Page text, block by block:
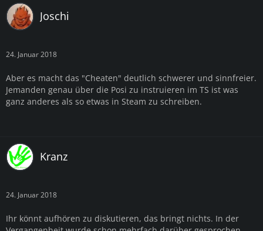
Joschi
24. Januar 2018
Aber es macht das "Cheaten" deutlich schwerer und sinnfreier.
Jemanden genau über die Posi zu instruieren im TS ist was
ganz anderes als so etwas in Steam zu schreiben.
Kranz
24. Januar 2018
Ihr könnt aufhören zu diskutieren, das bringt nichts. In der